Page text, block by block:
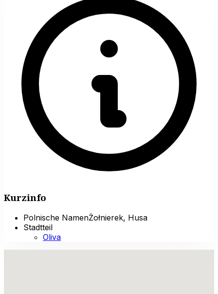
Kurzinfo
Polnische NamenŻołnierek, Husa
Stadtteil
Oliva